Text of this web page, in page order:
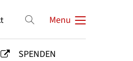
Menu
SPENDEN